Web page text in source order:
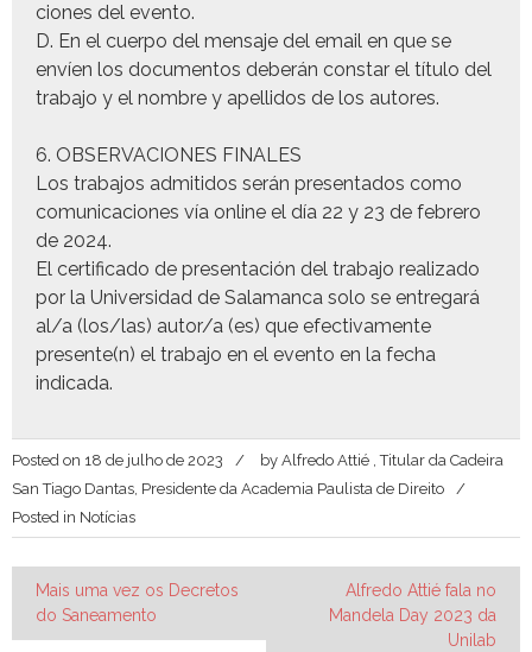
ciones del evento.
D. En el cuer­po del men­saje del email en que se
envíen los doc­u­men­tos deberán con­star el títu­lo del
tra­ba­jo y el nom­bre y apel­li­dos de los autores.
6. OBSERVACIONES FINALES
Los tra­ba­jos admi­ti­dos serán pre­sen­ta­dos como
comu­ni­ca­ciones vía online el día 22 y 23 de febrero
de 2024.
El cer­ti­fi­ca­do de pre­sentación del tra­ba­jo real­iza­do
por la Uni­ver­si­dad de Sala­man­ca solo se entre­gará
al/a (los/las) autor/a (es) que efec­ti­va­mente
presente(n) el tra­ba­jo en el even­to en la fecha
indicada.
Posted on 18 de julho de 2023 by Alfredo Attié , Titular da Cadeira
San Tiago Dantas, Presidente da Academia Paulista de Direito
Posted in Notícias
Navegação
de
Mais uma vez os Decretos
do Saneamento
Alfredo Attié fala no
Mandela Day 2023 da
Unilab